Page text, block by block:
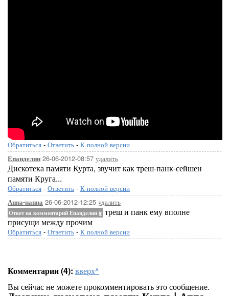
Обратиться - Ответить - К полной версии
Епанделин 26-06-2012-08:57 удалить
Дискотека памяти Курта, звучит как треш-панк-сейшен
памяти Круга...
Обратиться - Ответить - К полной версии
Аппа-паппа 26-06-2012-12:25 удалить
Ответ на комментарий Епанделин # треш и панк ему вполне
присущи между прочим
Обратиться - Ответить - К полной версии
Комментарии (4): вверх^
Вы сейчас не можете прокомментировать это сообщение.